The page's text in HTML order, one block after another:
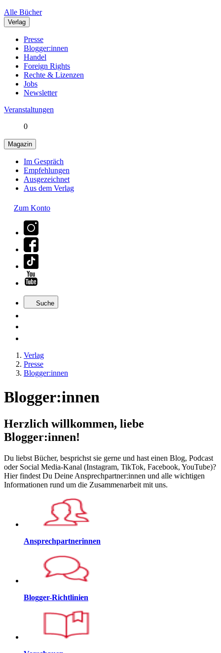
Alle Bücher
Verlag
Presse
Blogger:innen
Handel
Foreign Rights
Rechte & Lizenzen
Jobs
Newsletter
Veranstaltungen
0
Magazin
Im Gespräch
Empfehlungen
Ausgezeichnet
Aus dem Verlag
Zum Konto
Suche
Verlag
Presse
Blogger:innen
Blogger:innen
Herzlich willkommen, liebe
Blogger:innen!
Du liebst Bücher, besprichst sie gerne und hast einen Blog, Podcast
oder Social Media-Kanal (Instagram, TikTok, Facebook, YouTube)?
Hier findest Du Deine Ansprechpartner:innen und alle wichtigen
Informationen rund um die Zusammenarbeit mit uns.
Ansprechpartnerinnen
Blogger-Richtlinien